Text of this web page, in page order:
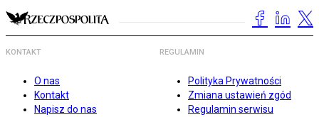
KONTAKT
O nas
Kontakt
Napisz do nas
REGULAMIN
Polityka Prywatności
Zmiana ustawień zgód
Regulamin serwisu